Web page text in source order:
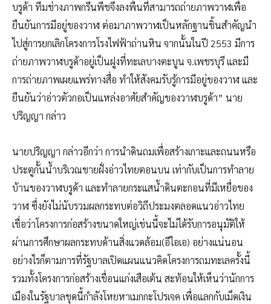
บรูด้า ทีมช่างภาพกรีนพีชจึงลงพื้นที่สามารถถ่ายภาพวาฬเพื่อ
ยืนยันการมีอยู่ของวาฬ ต่อมาภาพวาฬเป็นหลักฐานชิ้นสำคัญนำ
ไปสู่การยกเลิกโครงการโรงไฟฟ้าถ่านหิน จากนั้นในปี 2553 มีการ
ถ่ายภาพวาฬบรูด้าอยู่เป็นฝูงที่ทะเลบางตะบูน จ.เพชรบุรี และมี
การถ่ายภาพเผยแพร่ทางสื่อ ทำให้สังคมรับรู้การมีอยู่ของวาฬ และ
ยืนยันว่าอ่าวตัวกอเป็นแหล่งอาศัยสำคัญของวาฬบรูด้า” นาย
ปริญญา กล่าว
นายปริญญา กล่าวอีกว่า การนำดินถมเพื่อสร้างเกาะและถนนหรือ
ประตูกั้นน้ำบริเวณชายฝั่งอ่าวไทยตอนบน เท่ากับเป็นการทำลาย
บ้านของวาฬบรูด้า และทำลายกระแสน้ำดินตะกอนที่มีเหยื่อของ
วาฬ ซึ่งยังไม่นับรวมผลกระทบต่อวิถีประมงตลอดแนวอ่าวไทย
เชื่อว่าโครงการก่อสร้างขนาดใหญ่เช่นนี้จะไม่ได้รับการอนุมัติให้
ผ่านการศึกษาผลกระทบด้านสิ่งแวดล้อม(อีไอเอ) อย่างแน่นอน
อย่างไรก็ตามการที่รัฐบาลเปิดแผนแนวคิดโครงการถมทะเลครั้งนี้
รวมทั้งโครงการก่อสร้างเขื่อนแก่งเสือเต้น สะท้อนให้เห็นว่านักการ
เมืองในรัฐบาลชุดนี้กำลังโหยหาเมกกะโปรเจค เพื่อแลกกับเม็ดเงิน